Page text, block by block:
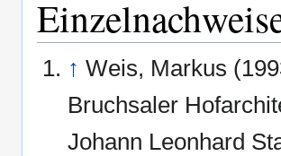
↑ Weis, Markus
Bruchsaler
Johann Leonhard